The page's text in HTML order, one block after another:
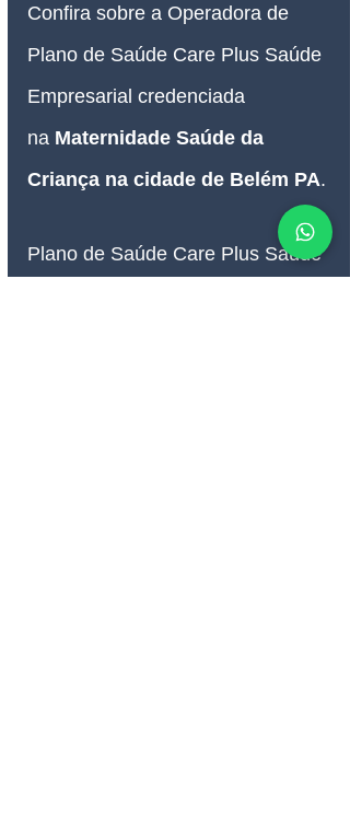
Confira sobre a Operadora de
Plano de Saúde Care Plus Saúde
Empresarial credenciada
na Maternidade Saúde da
Criança na cidade de Belém PA.
Plano de Saúde Care Plus Saúde